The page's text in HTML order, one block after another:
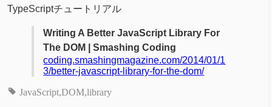
TypeScriptチュートリアル
Writing A Better JavaScript Library For
The DOM | Smashing Coding
coding.smashingmagazine.com/2014/01/1
3/better-javascript-library-for-the-dom/
JavaScript DOM library